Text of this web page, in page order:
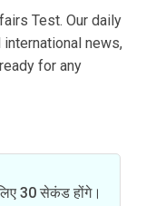
Test. Our daily
news,
for any
30 सेकंड होंगे।